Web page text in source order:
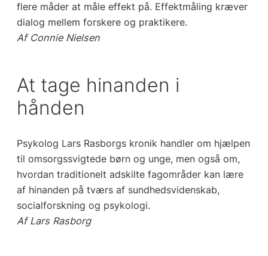
flere måder at måle effekt på. Effektmåling kræver
dialog mellem forskere og praktikere.
Af Connie Nielsen
At tage hinanden i
hånden
Psykolog Lars Rasborgs kronik handler om hjælpen
til omsorgssvigtede børn og unge, men også om,
hvordan traditionelt adskilte fagområder kan lære
af hinanden på tværs af sundhedsvidenskab,
socialforskning og psykologi.
Af Lars Rasborg